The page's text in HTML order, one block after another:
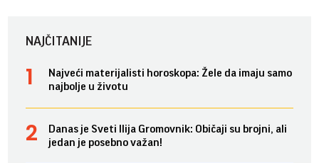
NAJČITANIJE
Najveći materijalisti horoskopa: Žele da imaju samo
najbolje u životu
Danas je Sveti Ilija Gromovnik: Običaji su brojni, ali
jedan je posebno važan!